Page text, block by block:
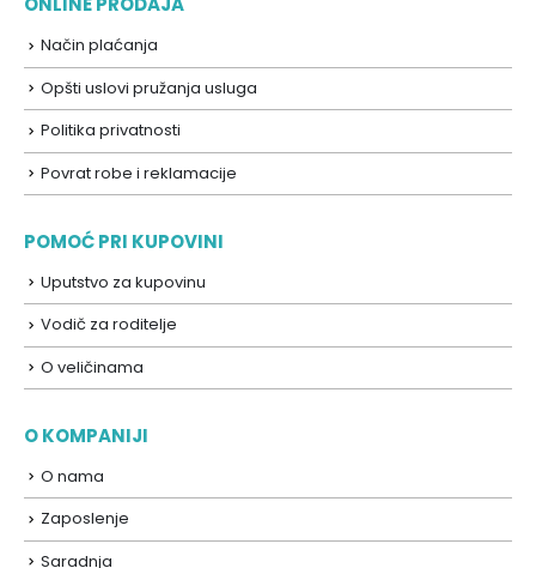
Način plaćanja
Opšti uslovi pružanja usluga
Politika privatnosti
Povrat robe i reklamacije
POMOĆ PRI KUPOVINI
Uputstvo za kupovinu
Vodič za roditelje
O veličinama
O KOMPANIJI
O nama
Zaposlenje
Saradnja